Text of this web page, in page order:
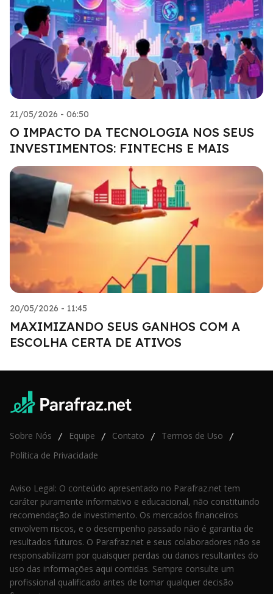
21/05/2026 - 06:50
O IMPACTO DA TECNOLOGIA NOS SEUS
INVESTIMENTOS: FINTECHS E MAIS
20/05/2026 - 11:45
MAXIMIZANDO SEUS GANHOS COM A
ESCOLHA CERTA DE ATIVOS
Sobre Nós / Equipe / Contato / Termos de Uso /
Política de Privacidade
Aviso Legal: O conteúdo apresentado no Parafraz.net tem
caráter puramente informativo e educacional, não constituindo
recomendação de investimento. Os mercados financeiros
envolvem riscos, e o desempenho passado não é garantia de
resultados futuros. O Parafraz.net e seus colaboradores não se
responsabilizam por quaisquer perdas ou danos resultantes do
uso das informações aqui contidas. Sempre consulte um
profissional qualificado antes de tomar qualquer decisão